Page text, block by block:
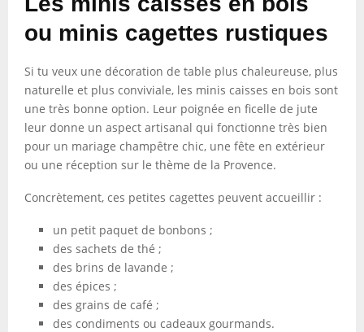
ou minis cagettes rustiques
Si tu veux une décoration de table plus chaleureuse, plus
naturelle et plus conviviale, les minis caisses en bois sont
une très bonne option. Leur poignée en ficelle de jute
leur donne un aspect artisanal qui fonctionne très bien
pour un mariage champêtre chic, une fête en extérieur
ou une réception sur le thème de la Provence.
Concrètement, ces petites cagettes peuvent accueillir :
un petit paquet de bonbons ;
des sachets de thé ;
des brins de lavande ;
des épices ;
des grains de café ;
des condiments ou cadeaux gourmands.